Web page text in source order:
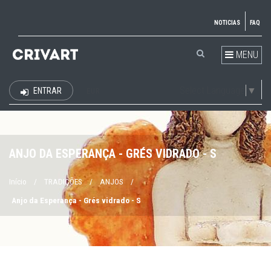
NOTICIAS FAQ
MENU
▼
ENTRAR
ANJO DA ESPERANÇA - GRÉS VIDRADO - S
Início / TRADIÇÕES / ANJOS /
Anjo da Esperança - Grés vidrado - S